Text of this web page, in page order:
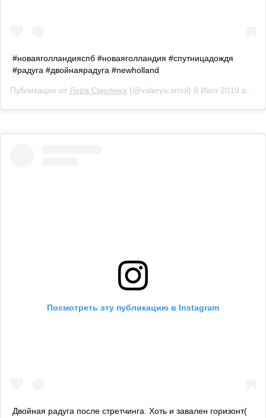
#новаяголландияспб #новаяголландия #спутницадождя
#радуга #двойнаярадуга #newholland
Публикация от Лера Смолина (@valerya.smol) 8 Июл 2019 в 12:42 PDT
Посмотреть эту публикацию в Instagram
Двойная радуга после стретчинга. Хоть и завален горизонт(